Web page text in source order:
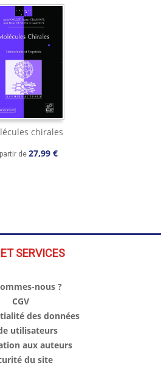
chirales
de 27,99 €
SERVICES
nous ?
CGV
des données
utilisateurs
aux auteurs
du site